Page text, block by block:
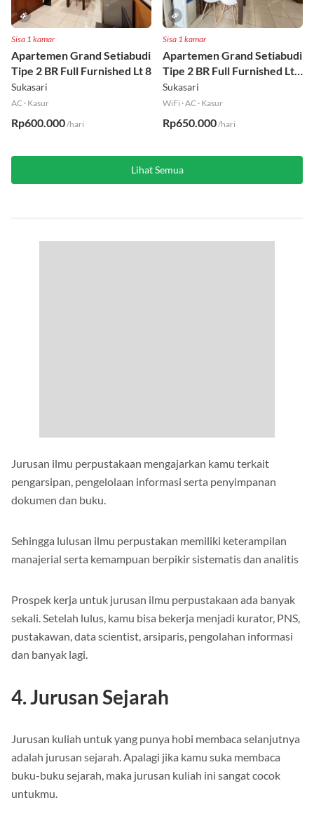
Sisa 1 kamar
Apartemen Grand Setiabudi
Tipe 2 BR Full Furnished Lt 8
Sukasari
AC · Kasur
Rp600.000/hari
Sisa 1 kamar
Apartemen Grand Setiabudi
Tipe 2 BR Full Furnished Lt
19
Sukasari
WiFi ·AC · Kasur
Rp650.000/hari
Lihat Semua
Jurusan ilmu perpustakaan mengajarkan kamu terkait
pengarsipan, pengelolaan informasi serta penyimpanan
dokumen dan buku.
Sehingga lulusan ilmu perpustakan memiliki keterampilan
manajerial serta kemampuan berpikir sistematis dan analitis
Prospek kerja untuk jurusan ilmu perpustakaan ada banyak
sekali. Setelah lulus, kamu bisa bekerja menjadi kurator, PNS,
pustakawan, data scientist, arsiparis, pengolahan informasi
dan banyak lagi.
4. Jurusan Sejarah
Jurusan kuliah untuk yang punya hobi membaca selanjutnya
adalah jurusan sejarah. Apalagi jika kamu suka membaca
buku-buku sejarah, maka jurusan kuliah ini sangat cocok
untukmu.